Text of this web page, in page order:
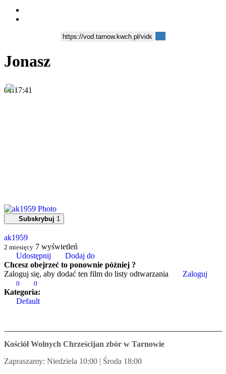
Jonasz
01:17:41
Subskrybuj 1
ak1959
2 miesięcy 7 wyświetleń
Udostępnij
Dodaj do
Chcesz obejrzeć to ponownie później ?
Zaloguj się, aby dodać ten film do listy odtwarzania
Zaloguj
0 0
Kategoria:
Default
Kościół Wolnych Chrześcijan zbór w Tarnowie
Zapraszamy: Niedziela 10:00 | Środa 18:00